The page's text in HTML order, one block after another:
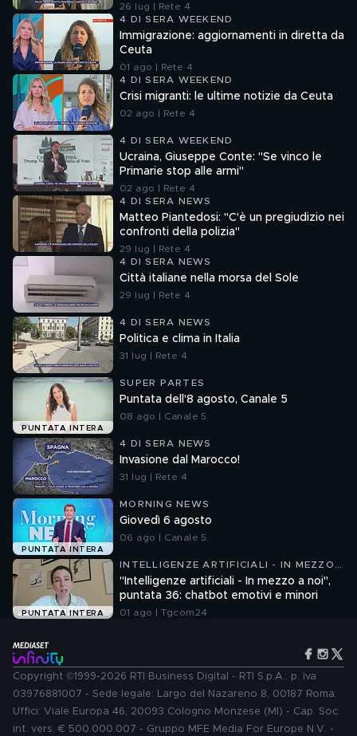
26 lug | Rete 4
4 DI SERA WEEKEND
Immigrazione: aggiornamenti in diretta da
Ceuta
01 ago | Rete 4
4 DI SERA WEEKEND
Crisi migranti: le ultime notizie da Ceuta
02 ago | Rete 4
4 DI SERA WEEKEND
Ucraina, Giuseppe Conte: "Se vinco le
Primarie stop alle armi"
02 ago | Rete 4
4 DI SERA NEWS
Matteo Piantedosi: "C'è un pregiudizio nei
confronti della polizia"
29 lug | Rete 4
4 DI SERA NEWS
Città italiane nella morsa del Sole
29 lug | Rete 4
4 DI SERA NEWS
Politica e clima in Italia
31 lug | Rete 4
PUNTATA INTERA
SUPER PARTES
Puntata dell'8 agosto, Canale 5
08 ago | Canale 5
4 DI SERA NEWS
Invasione dal Marocco!
31 lug | Rete 4
PUNTATA INTERA
MORNING NEWS
Giovedì 6 agosto
06 ago | Canale 5
PUNTATA INTERA
INTELLIGENZE ARTIFICIALI - IN MEZZO
A NOI
"Intelligenze artificiali - In mezzo a noi",
puntata 36: chatbot emotivi e minori
01 ago | Tgcom24
Copyright ©1999-2026 RTI Business Digital - RTI S.p.A.: p. iva
03976881007 - Sede legale: Largo del Nazareno 8, 00187 Roma.
Uffici: Viale Europa 46, 20093 Cologno Monzese (MI) - Cap. Soc.
int. vers. € 500.000.007 - Gruppo MFE Media For Europe N.V. -